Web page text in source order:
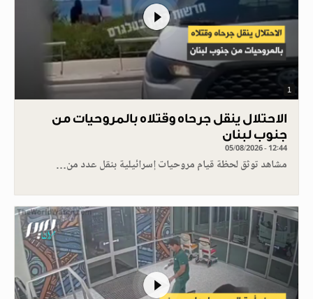
1
الاحتلال ينقل جرحاه وقتلاه بالمروحيات من
جنوب لبنان
05/08/2026 - 12:44
مشاهد توثق لحظة قيام مروحيات إسرائيلية بنقل عدد من…